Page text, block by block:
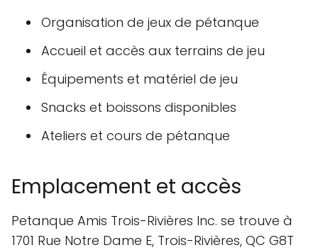
Organisation de jeux de pétanque
Accueil et accès aux terrains de jeu
Équipements et matériel de jeu
Snacks et boissons disponibles
Ateliers et cours de pétanque
Emplacement et accès
Petanque Amis Trois-Rivières Inc. se trouve à
1701 Rue Notre Dame E, Trois-Rivières, QC G8T